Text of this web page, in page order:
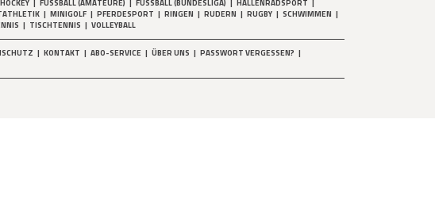
| FUSSBALL (AMATEURE) | FUSSBALL (BUNDESLIGA) | HALLENRADSPORT |
| MINIGOLF | PFERDESPORT | RINGEN | RUDERN | RUGBY | SCHWIMMEN |
| TISCHTENNIS | VOLLEYBALL
| KONTAKT | ABO-SERVICE | ÜBER UNS | PASSWORT VERGESSEN? |